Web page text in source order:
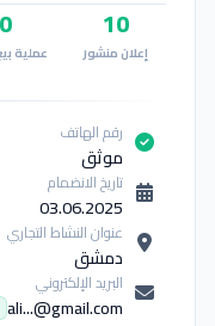
10
إعلان منشور
0
عملية
رقم الهاتف
موثق
تاريخ الانضمام
03.06.2025
عنوان النشاط التجاري
دمشق
البريد الإلكتروني
ali...@gmail.com